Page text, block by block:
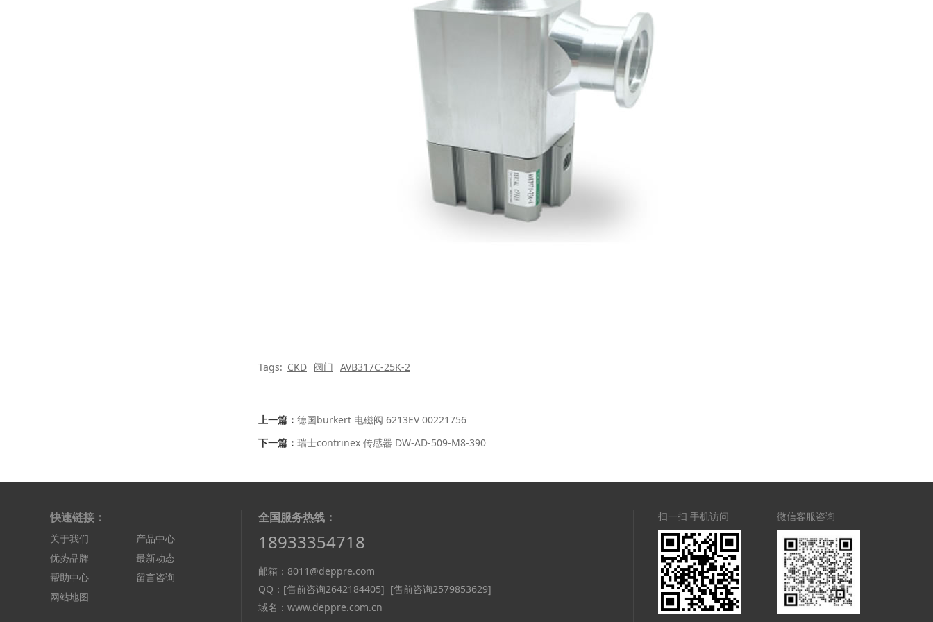
Tags: CKD 阀门 AVB317C-25K-2
上一篇： 德国burkert 电磁阀 6213EV 00221756
下一篇： 瑞士contrinex 传感器 DW-AD-509-M8-390
快速链接：
关于我们
产品中心
优势品牌
最新动态
帮助中心
留言咨询
网站地图
全国服务热线：
18933354718
邮箱：8011@deppre.com
QQ： [售前咨询2642184405] [售前咨询2579853629]
域名：www.deppre.com.cn
扫一扫 手机访问 微信客服咨询